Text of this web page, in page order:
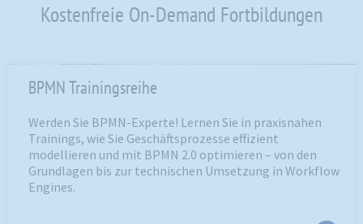
Kostenfreie On-Demand Fortbildungen
BPMN Trainingsreihe
Werden Sie BPMN-Experte! Lernen Sie in praxisnahen
Trainings, wie Sie Geschäftsprozesse effizient
modellieren und mit BPMN 2.0 optimieren – von den
Grundlagen bis zur technischen Umsetzung in Workflow
Engines.